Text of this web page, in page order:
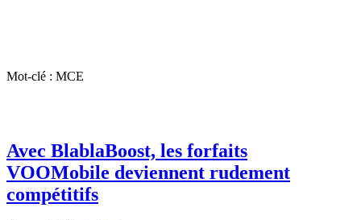
Mot-clé : MCE
Avec BlablaBoost, les forfaits
VOOMobile deviennent rudement
compétitifs